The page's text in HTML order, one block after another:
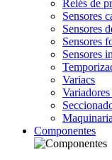
Relés de
Sensores
Sensores
Sensores
Sensores
Variacs
Maquinaria
Componentes